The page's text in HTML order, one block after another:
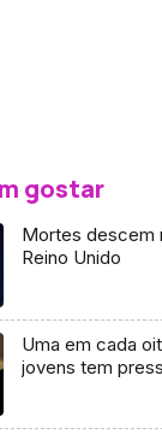
gostar
Mortes descem
Reino Unido
Uma em cada
jovens tem